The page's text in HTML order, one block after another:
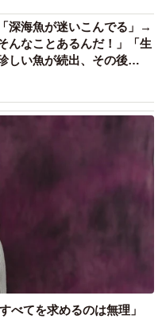
深海魚が迷いこんでる」→
んなことあるんだ！」「生
しい魚が続出、その後
べてを求めるのは無理」